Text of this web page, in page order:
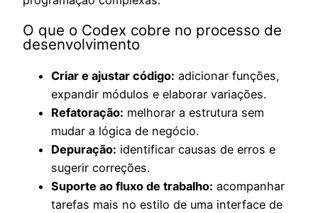
O que o Codex cobre no processo de
desenvolvimento
Criar e ajustar código: adicionar funções,
expandir módulos e elaborar variações.
Refatoração: melhorar a estrutura sem
mudar a lógica de negócio.
Depuração: identificar causas de erros e
sugerir correções.
Suporte ao fluxo de trabalho: acompanhar
tarefas mais no estilo de uma interface de